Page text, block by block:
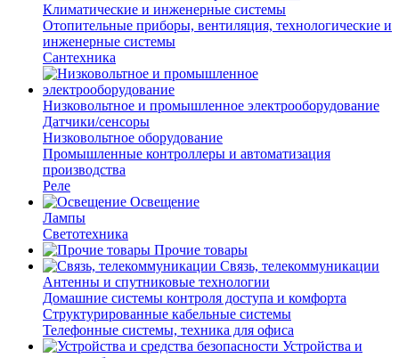
Климатические и инженерные системы
Отопительные приборы, вентиляция, технологические и
инженерные системы
Сантехника
Низковольтное и промышленное электрооборудование
Датчики/сенсоры
Низковольтное оборудование
Промышленные контроллеры и автоматизация
производства
Реле
Освещение
Лампы
Светотехника
Прочие товары
Связь, телекоммуникации
Антенны и спутниковые технологии
Домашние системы контроля доступа и комфорта
Структурированные кабельные системы
Телефонные системы, техника для офиса
Устройства и